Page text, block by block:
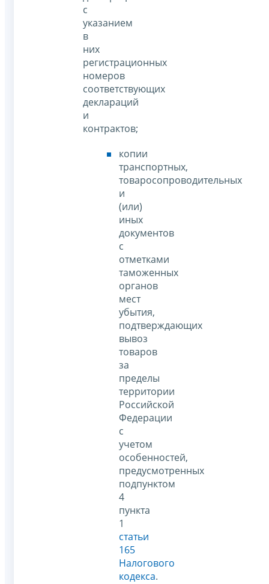
с
указанием
в
них
регистрационных
номеров
соответствующих
деклараций
и
контрактов;
копии
транспортных,
товаросопроводительных
и
(или)
иных
документов
с
отметками
таможенных
органов
мест
убытия,
подтверждающих
вывоз
товаров
за
пределы
территории
Российской
Федерации
с
учетом
особенностей,
предусмотренных
подпунктом
4
пункта
1
статьи
165
Налогового
кодекса.